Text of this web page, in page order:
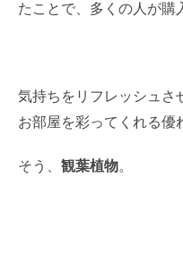
たことで、多くの人が購
気持ちをリフレッシュさ
お部屋を彩ってくれる優
そう、 観葉植物。